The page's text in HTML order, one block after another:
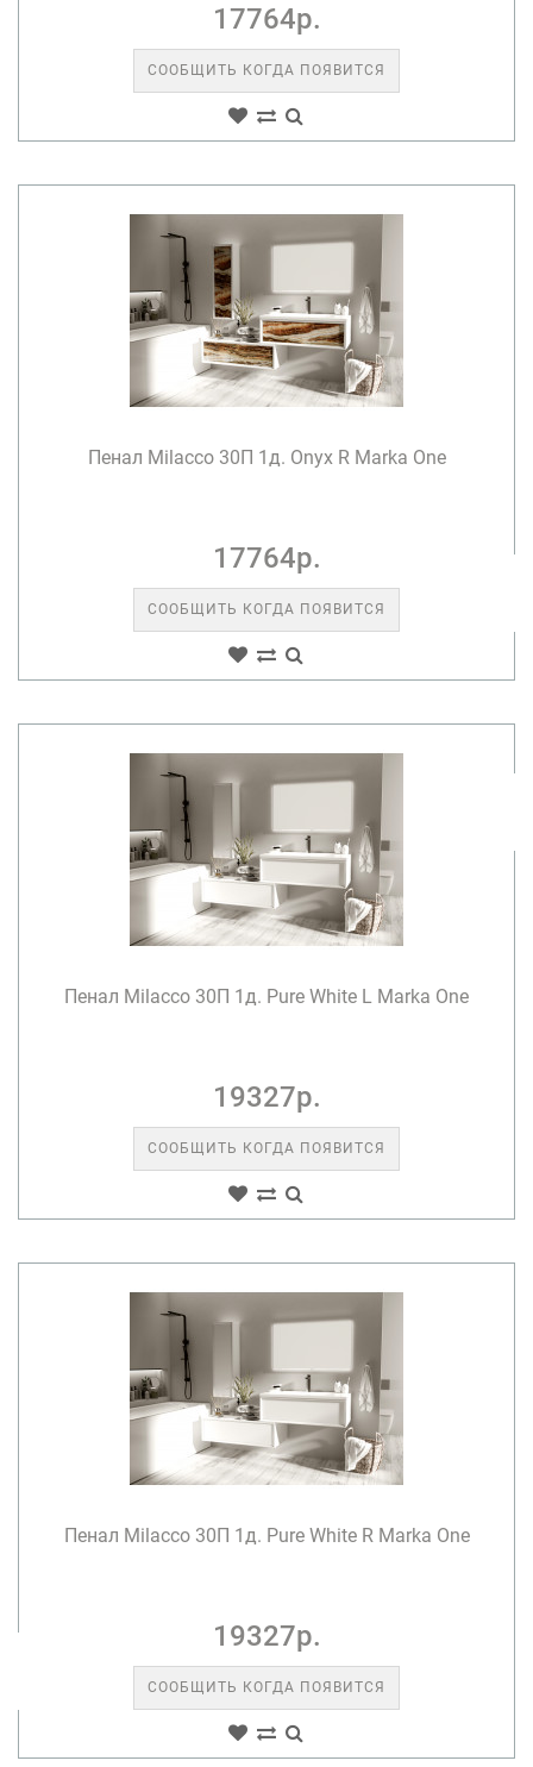
17764р.
СООБЩИТЬ КОГДА ПОЯВИТСЯ
Пенал Milacco 30П 1д. Onyx R Marka One
17764р.
СООБЩИТЬ КОГДА ПОЯВИТСЯ
Пенал Milacco 30П 1д. Pure White L Marka One
19327р.
СООБЩИТЬ КОГДА ПОЯВИТСЯ
Пенал Milacco 30П 1д. Pure White R Marka One
19327р.
СООБЩИТЬ КОГДА ПОЯВИТСЯ